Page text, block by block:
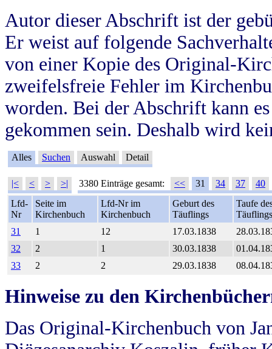
Autor dieser Abschrift ist der
Er weist auf folgende
von einer Kopie des Original-
zweifelsfreie Fehler im
worden. Bei der Abschrift kann
gekommen sein. Deshalb wird
Alles Suchen Auswahl Detail
|< < > >| 3380 Einträge gesamt: << 31 34 37
40
Lfd-
Nr
Seite im
Kirchenbuch
Lfd-Nr im
Kirchenbuch
Geburt des
Täuflings
Taufe
Täuflings
31
1 12 17.03.1838
32
2 1 30.03.1838
33
2 2 29.03.1838
Hinweise zu den
Das Original-Kirchenbuch von